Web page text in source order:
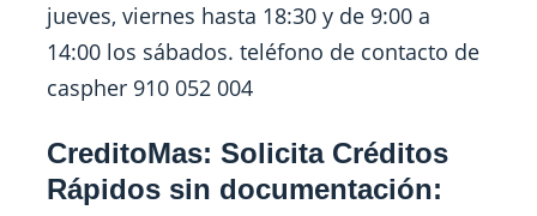
jueves, viernes hasta 18:30 y de 9:00 a
14:00 los sábados. teléfono de contacto de
caspher 910 052 004
CreditoMas: Solicita Créditos
Rápidos sin documentación: